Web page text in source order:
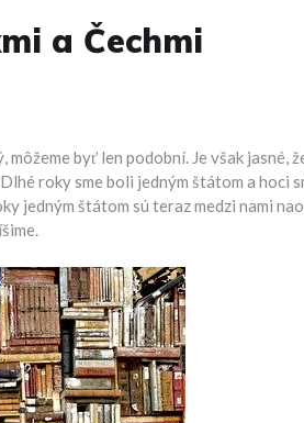
a Čechmi
byť len podobní. Je však
roky sme boli jedným štátom a
jedným štátom sú teraz medzi nami